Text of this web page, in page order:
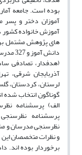
بوده است. جامعه
آموزان دختر و
دانش
(هدفدار، تصادفی
آذربایجان شرقی،
لرستان، کردستان،
گوناگون انتخاب شده
الف) پرسشنامه
پرسشنامه
نظرسنجی مدرسان و
و نظرات متخصصان این
برخوردار بوده اند.